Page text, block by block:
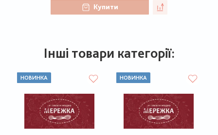
Купити
Інші товари категорії:
НОВИНКА НОВИНКА